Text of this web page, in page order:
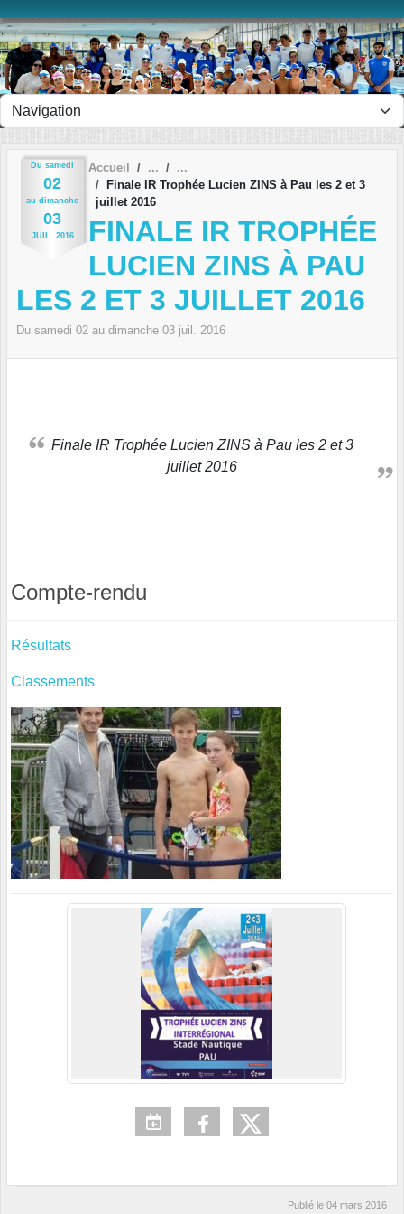
Du samedi
02
au dimanche
03
JUIL. 2016
Accueil
Finale IR Trophée Lucien ZINS à Pau les 2 et 3
juillet 2016
FINALE IR TROPHÉE
LUCIEN ZINS À PAU
LES 2 ET 3 JUILLET 2016
Du samedi 02 au dimanche 03 juil. 2016
Finale IR Trophée Lucien ZINS à Pau les 2 et 3
juillet 2016
Compte-rendu
Résultats
Classements
Publié le 04 mars 2016